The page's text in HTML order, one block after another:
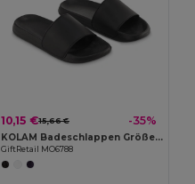
10,15 €15,66 € -35%
KOLAM Badeschlappen Größe 44/45
GiftRetail MO6788